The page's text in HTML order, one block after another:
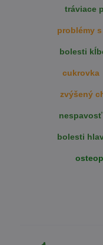
tráviace
problémy
bolesti
cukrovka
zvýšený
nespavosť
bolesti